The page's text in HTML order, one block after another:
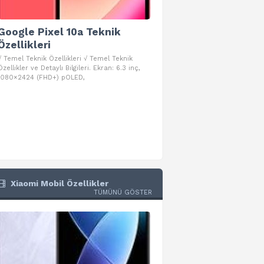
Pixel 10a Teknik
Temel Teknik Özellikleri √ Temel Teknik
ve Detaylı Bilgileri. Ekran: 6.3 inç,
(FHD+) pOLED,
Xiaomi Mobil Özellikler
TÜMÜNÜ GÖSTER